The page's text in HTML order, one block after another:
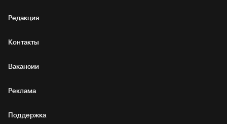
Редакция
Контакты
Вакансии
Реклама
Поддержка